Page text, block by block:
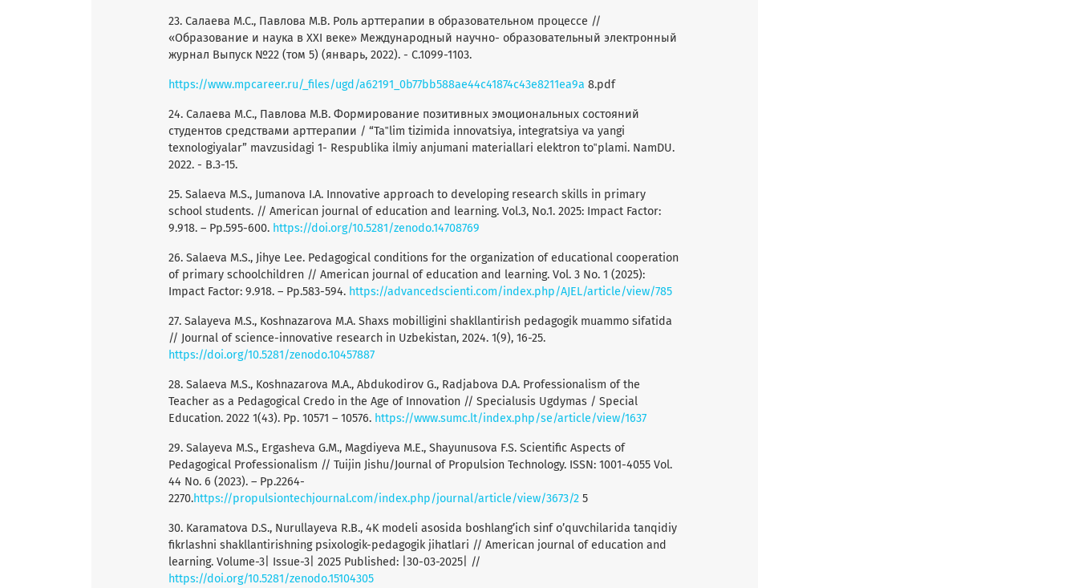
23. Салаева М.С., Павлова М.В. Роль арттерапии в образовательном процессе //
«Образование и наука в XXI веке» Международный научно- образовательный электронный
журнал Выпуск №22 (том 5) (январь, 2022). - C.1099-1103.
https://www.mpcareer.ru/_files/ugd/a62191_0b77bb588ae44c41874c43e8211ea9a 8.pdf
24. Салаева М.С., Павлова М.В. Формирование позитивных эмоциональных состояний
студентов средствами арттерапии / “Ta‟lim tizimida innovatsiya, integratsiya va yangi
texnologiyalar” mavzusidagi 1- Respublika ilmiy anjumani materiallari elektron to‟plami. NamDU.
2022. - B.3-15.
25. Salaeva M.S., Jumanova I.A. Innovative approach to developing research skills in primary
school students. // American journal of education and learning. Vol.3, No.1. 2025: Impact Faсtor:
9.918. – Pp.595-600. https://doi.org/10.5281/zenodo.14708769
26. Salaeva M.S., Jihye Lee. Pedagogical conditions for the organization of educational cooperation
of primary schoolchildren // American journal of education and learning. Vol. 3 No. 1 (2025):
Impact Faсtor: 9.918. – Pp.583-594. https://advancedscienti.com/index.php/AJEL/article/view/785
27. Salayeva M.S., Koshnazarova M.A. Shaxs mobilligini shakllantirish pedagogik muammo sifatida
// Journal of science-innovative research in Uzbekistan, 2024. 1(9), 16-25.
https://doi.org/10.5281/zenodo.10457887
28. Salaeva M.S., Koshnazarova M.A., Abdukodirov G., Radjabova D.A. Professionalism of the
Teacher as a Pedagogical Credo in the Age of Innovation // Specialusis Ugdymas / Special
Education. 2022 1(43). Pp. 10571 – 10576. https://www.sumc.lt/index.php/se/article/view/1637
29. Salayeva M.S., Ergasheva G.M., Magdiyeva M.E., Shayunusova F.S. Scientific Aspects of
Pedagogical Professionalism // Tuijin Jishu/Journal of Propulsion Technology. ISSN: 1001-4055 Vol.
44 No. 6 (2023). – Pp.2264-
2270.https://propulsiontechjournal.com/index.php/journal/article/view/3673/2 5
30. Karamatova D.S., Nurullayeva R.B., 4K modeli asosida boshlang’ich sinf o’quvchilarida tanqidiy
fikrlashni shakllantirishning psixologik-pedagogik jihatlari // American journal of education and
learning. Volume-3| Issue-3| 2025 Published: |30-03-2025| //
https://doi.org/10.5281/zenodo.15104305